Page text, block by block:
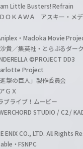
Little Busters! Refrain
ＯＫＡＷＡ アスキー・メデ
・Madoka Movie
貴／集英社・とらぶるダー
©PROJECT DD3
Project
撃の巨人」製作委員会
ＧＸ
ライブ！ムービー
STUDIO / C2 /
ENIX CO., LTD. All Rights
・FSNPC